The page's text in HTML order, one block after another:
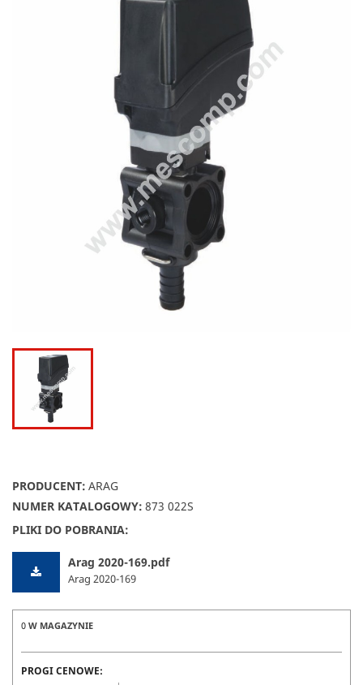
PRODUCENT: ARAG
NUMER KATALOGOWY: 873 022S
PLIKI DO POBRANIA:
Arag 2020-169.pdf
Arag 2020-169
0 W MAGAZYNIE
PROGI CENOWE: